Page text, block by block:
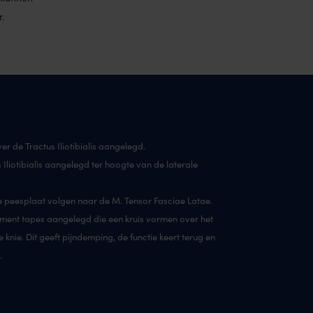
de Tractus Iliotibialis aangelegd.
Iliotibialis aangelegd ter hoogte van de laterale
volgen naar de M. Tensor Fasciae Latae.
tapes aangelegd die een kruis vormen over het
Dit geeft pijndemping, de functie keert terug en